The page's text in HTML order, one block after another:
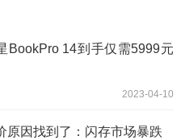
BookPro 14到手仅需5999元
2023-04-10
原因找到了：闪存市场暴跌